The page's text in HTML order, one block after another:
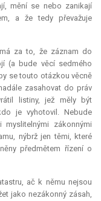
mění se nebo zanikají
a že tedy převažuje
za to, že záznam do
(a bude věcí sedmého
se touto otázkou věcně
zasahovat do práv
listiny, jež měly být
je vyhotovil. Nebude
zákonnými
nýbrž jen těmi, které
předmětem řízení o
ač k němu nejsou
jako nezákonný zásah,